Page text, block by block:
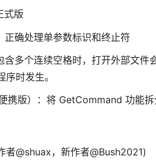
式版
正确处理单参数标识和终止符
含多个连续空格时，打开外部文件
时发生。
携版）：将 GetCommand 功能
@shuax，新作者@Bush2021)